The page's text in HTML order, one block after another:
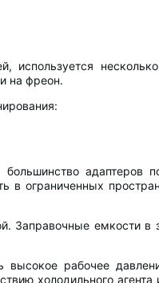
используется
на фреон.
адаптеров
ограниченных
Заправочные емкости в
высокое рабочее
холодильного агента